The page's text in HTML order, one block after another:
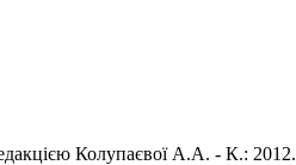
Колупаєвої А.А. - К.: 2012.